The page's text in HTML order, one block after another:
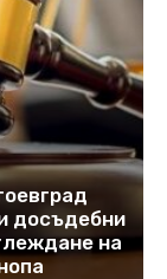
досъдебни
на